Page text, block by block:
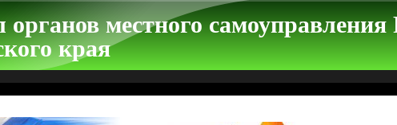
местного самоуправления
края